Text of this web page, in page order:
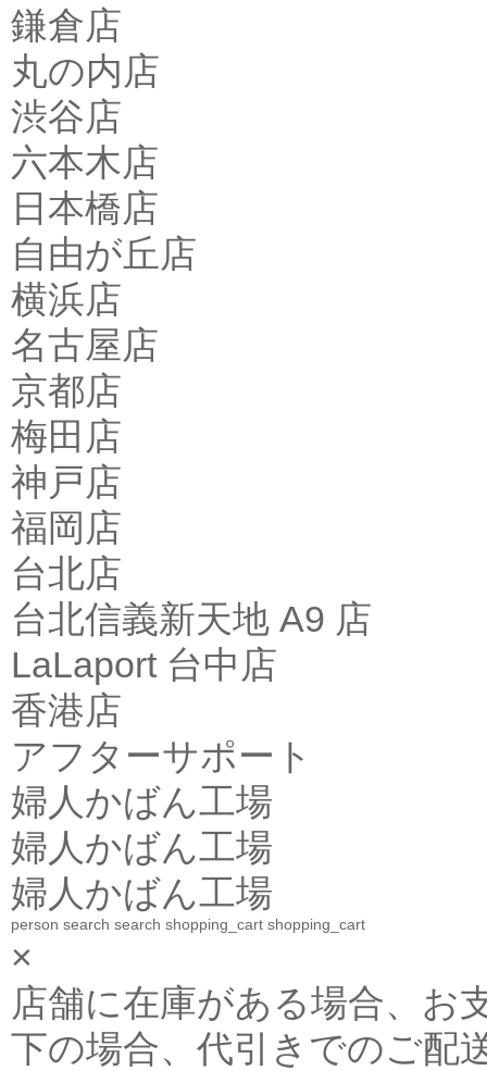
鎌倉店
丸の内店
渋谷店
六本木店
日本橋店
自由が丘店
横浜店
名古屋店
京都店
梅田店
神戸店
福岡店
台北店
台北信義新天地 A9 店
LaLaport 台中店
香港店
アフターサポート
婦人かばん工場
婦人かばん工場
婦人かばん工場
person search search shopping_cart shopping_cart
×
店舗に在庫がある場合、お
下の場合、代引きでのご配